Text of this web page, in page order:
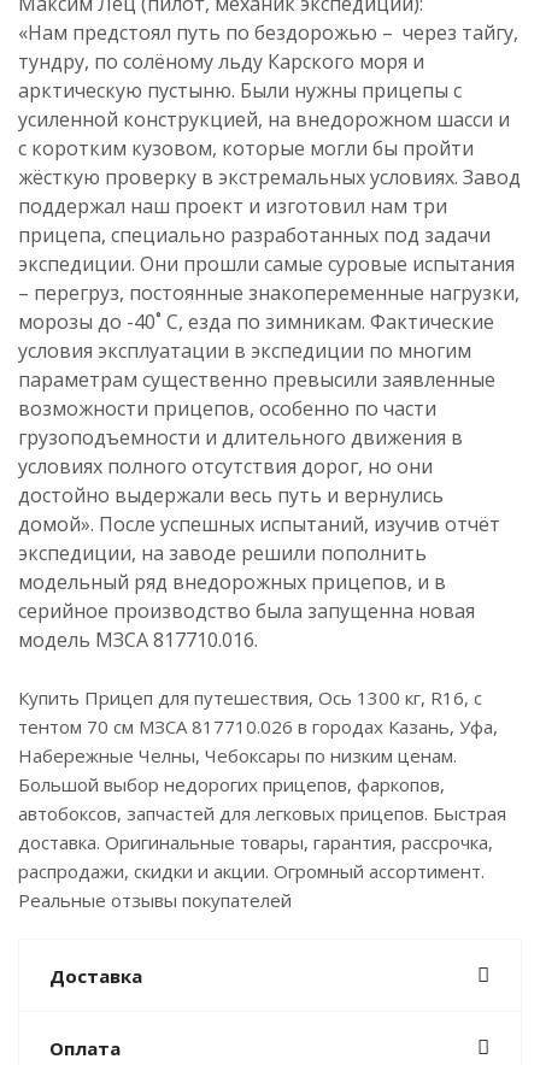
«Нам предстоял путь по бездорожью – через тайгу,
тундру, по солёному льду Карского моря и
арктическую пустыню. Были нужны прицепы с
усиленной конструкцией, на внедорожном шасси и
с коротким кузовом, которые могли бы пройти
жёсткую проверку в экстремальных условиях. Завод
поддержал наш проект и изготовил нам три
прицепа, специально разработанных под задачи
экспедиции. Они прошли самые суровые испытания
– перегруз, постоянные знакопеременные нагрузки,
морозы до -40˚ С, езда по зимникам. Фактические
условия эксплуатации в экспедиции по многим
параметрам существенно превысили заявленные
возможности прицепов, особенно по части
грузоподъемности и длительного движения в
условиях полного отсутствия дорог, но они
достойно выдержали весь путь и вернулись
домой». После успешных испытаний, изучив отчёт
экспедиции, на заводе решили пополнить
модельный ряд внедорожных прицепов, и в
серийное производство была запущенна новая
модель МЗСА 817710.016.
Купить Прицеп для путешествия, Ось 1300 кг, R16, с
тентом 70 см МЗСА 817710.026 в городах Казань, Уфа,
Набережные Челны, Чебоксары по низким ценам.
Большой выбор недорогих прицепов, фаркопов,
автобоксов, запчастей для легковых прицепов. Быстрая
доставка. Оригинальные товары, гарантия, рассрочка,
распродажи, скидки и акции. Огромный ассортимент.
Реальные отзывы покупателей
Доставка
Оплата